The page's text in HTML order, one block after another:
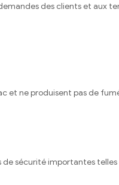
des clients et aux
ne produisent pas de
sécurité importantes